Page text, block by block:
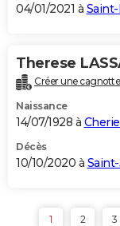
04/01/2021 à
Therese
Créer une
Naissance
14/07/1928 à
Décès
10/10/2020 à
1 2 3